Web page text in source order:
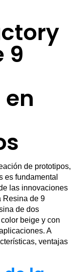
9
de prototipos,
es fundamental
las innovaciones
Resina de 9
de dos
beige y con
A
ventajas